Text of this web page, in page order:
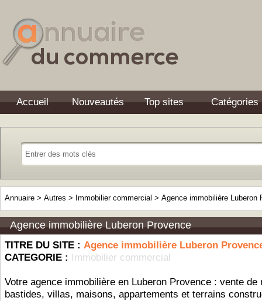
Accueil Nouveautés Top sites Catégories
Annuaire > Autres > Immobilier commercial > Agence immobilière Luberon
Agence immobilière Luberon Provence
TITRE DU SITE : Agence immobilière Luberon
CATEGORIE : Immobilier commercial
Votre agence immobilière en Luberon Provence : vente de
bastides, villas, maisons, appartements et terrains